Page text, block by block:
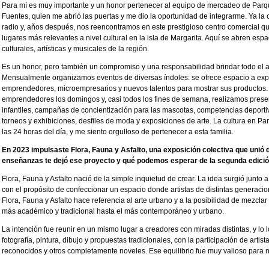
Para mí es muy importante y un honor pertenecer al equipo de mercadeo de
Fuentes, quien me abrió las puertas y me dio la oportunidad de integrarme. Ya
radio y, años después, nos reencontramos en este prestigioso centro comercial
lugares más relevantes a nivel cultural en la isla de Margarita. Aquí se abren
culturales, artísticas y musicales de la región.
Es un honor, pero también un compromiso y una responsabilidad brindar todo el
Mensualmente organizamos eventos de diversas índoles: se ofrece espacio a
emprendedores, microempresarios y nuevos talentos para mostrar sus
emprendedores los domingos y, casi todos los fines de semana, realizamos
infantiles, campañas de concientización para las mascotas, competencias
torneos y exhibiciones, desfiles de moda y exposiciones de arte. La cultura en
las 24 horas del día, y me siento orgulloso de pertenecer a esta familia.
En 2023 impulsaste Flora, Fauna y Asfalto, una exposición colectiva que
enseñanzas te dejó ese proyecto y qué podemos esperar de la segunda
Flora, Fauna y Asfalto nació de la simple inquietud de crear. La idea surgió junto
con el propósito de confeccionar un espacio donde artistas de distintas
Flora, Fauna y Asfalto hace referencia al arte urbano y a la posibilidad de
más académico y tradicional hasta el más contemporáneo y urbano.
La intención fue reunir en un mismo lugar a creadores con miradas distintas, y lo
fotografía, pintura, dibujo y propuestas tradicionales, con la participación de
reconocidos y otros completamente noveles. Ese equilibrio fue muy valioso para